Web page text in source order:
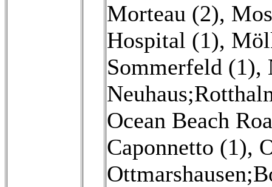
Morteau (2),
Hospital (1),
Sommerfeld (1),
Ocean Beach
Caponnetto (1),